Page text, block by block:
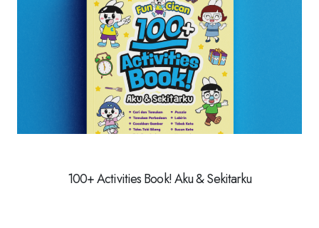
100+ Activities Book! Aku & Sekitarku